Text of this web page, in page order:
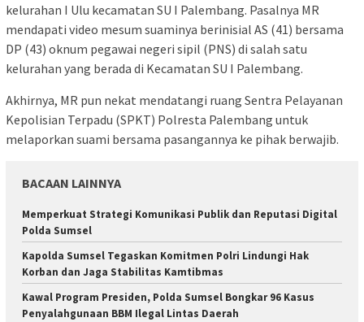
kelurahan I Ulu kecamatan SU I Palembang. Pasalnya MR
mendapati video mesum suaminya berinisial AS (41) bersama
DP (43) oknum pegawai negeri sipil (PNS) di salah satu
kelurahan yang berada di Kecamatan SU I Palembang.
Akhirnya, MR pun nekat mendatangi ruang Sentra Pelayanan
Kepolisian Terpadu (SPKT) Polresta Palembang untuk
melaporkan suami bersama pasangannya ke pihak berwajib.
BACAAN LAINNYA
Memperkuat Strategi Komunikasi Publik dan Reputasi Digital
Polda Sumsel
Kapolda Sumsel Tegaskan Komitmen Polri Lindungi Hak
Korban dan Jaga Stabilitas Kamtibmas
Kawal Program Presiden, Polda Sumsel Bongkar 96 Kasus
Penyalahgunaan BBM Ilegal Lintas Daerah